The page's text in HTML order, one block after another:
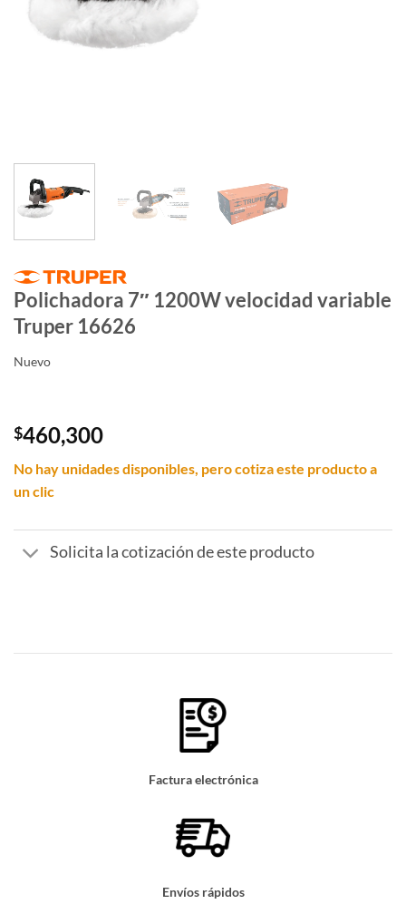
Polichadora 7″ 1200W velocidad variable
Truper 16626
Nuevo
$460,300
No hay unidades disponibles, pero cotiza este producto a
un clic
Solicita la cotización de este producto
Factura electrónica
Envíos rápidos